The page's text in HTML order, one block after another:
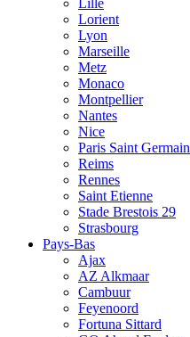
Lille
Lorient
Lyon
Marseille
Metz
Monaco
Montpellier
Nantes
Nice
Paris Saint Germain
Reims
Rennes
Saint Etienne
Stade Brestois 29
Strasbourg
Pays-Bas
Ajax
AZ Alkmaar
Cambuur
Feyenoord
Fortuna Sittard